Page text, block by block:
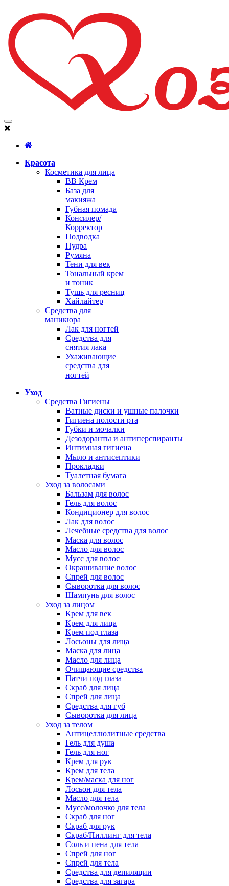
Красота
Косметика для лица
BB Крем
База для
макияжа
Губная помада
Консилер/
Корректор
Подводка
Пудра
Румяна
Тени для век
Тональный крем
и тоник
Тушь для ресниц
Хайлайтер
Средства для
маникюра
Лак для ногтей
Средства для
снятия лака
Ухаживающие
средства для
ногтей
Уход
Средства Гигиены
Ватные диски и ушные палочки
Гигиена полости рта
Губки и мочалки
Дезодоранты и антиперспиранты
Интимная гигиена
Мыло и антисептики
Прокладки
Туалетная бумага
Уход за волосами
Бальзам для волос
Гель для волос
Кондиционер для волос
Лак для волос
Лечебные средства для волос
Маска для волос
Масло для волос
Мусс для волос
Окрашивание волос
Спрей для волос
Сыворотка для волос
Шампунь для волос
Уход за лицом
Крем для век
Крем для лица
Крем под глаза
Лосьоны для лица
Маска для лица
Масло для лица
Очищающие средства
Патчи под глаза
Скраб для лица
Спрей для лица
Средства для губ
Сыворотка для лица
Уход за телом
Антицеллюлитные средства
Гель для душа
Гель для ног
Крем для рук
Крем для тела
Крем/маска для ног
Лосьон для тела
Масло для тела
Мусс/молочко для тела
Скраб для ног
Скраб для рук
Скраб/Пиллинг для тела
Соль и пена для тела
Спрей для ног
Спрей для тела
Средства для депиляции
Средства для загара